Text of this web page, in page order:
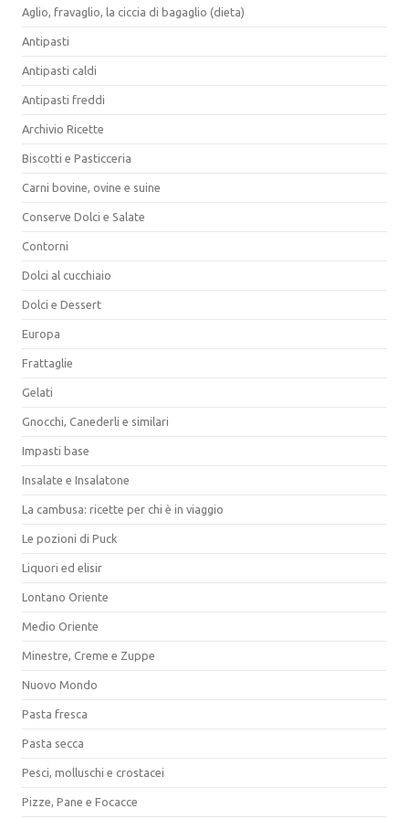
Aglio, fravaglio, la ciccia di bagaglio (dieta)
Antipasti
Antipasti caldi
Antipasti freddi
Archivio Ricette
Biscotti e Pasticceria
Carni bovine, ovine e suine
Conserve Dolci e Salate
Contorni
Dolci al cucchiaio
Dolci e Dessert
Europa
Frattaglie
Gelati
Gnocchi, Canederli e similari
Impasti base
Insalate e Insalatone
La cambusa: ricette per chi è in viaggio
Le pozioni di Puck
Liquori ed elisir
Lontano Oriente
Medio Oriente
Minestre, Creme e Zuppe
Nuovo Mondo
Pasta fresca
Pasta secca
Pesci, molluschi e crostacei
Pizze, Pane e Focacce